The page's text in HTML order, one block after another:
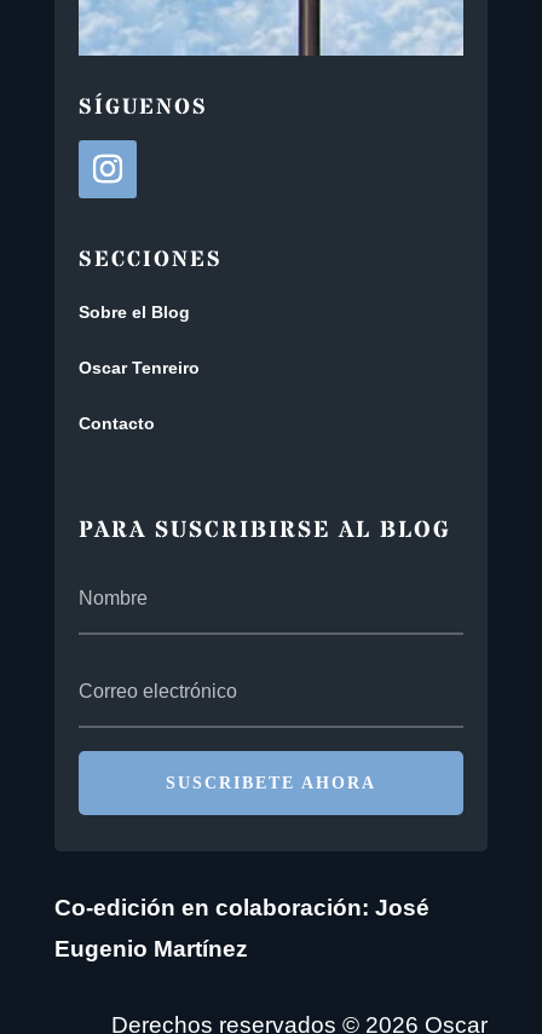
SÍGUENOS
SECCIONES
Sobre el Blog
Oscar Tenreiro
Contacto
PARA SUSCRIBIRSE AL BLOG
SUSCRIBETE AHORA
Co-edición en colaboración: José
Eugenio Martínez
Derechos reservados © 2026 Oscar